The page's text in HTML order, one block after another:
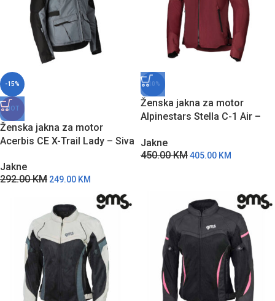
-15%
HOT
Ženska jakna za motor
Acerbis CE X-Trail Lady – Siva
Jakne
292.00KM 249.00 KM
-10%
Ženska jakna za motor
Alpinestars Stella C-1 Air –
Jakne
450.00KM405.00 KM